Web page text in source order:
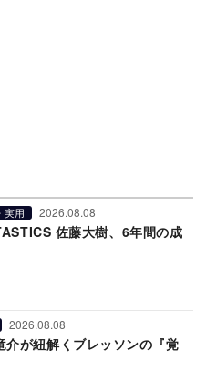
実用 2026.08.08
佐藤大樹、6年間の成
2026.08.08
介が紐解くブレッソンの『覚